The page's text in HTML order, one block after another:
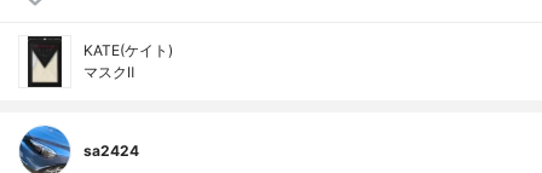
KATE(ケイト)
マスクⅡ
sa2424